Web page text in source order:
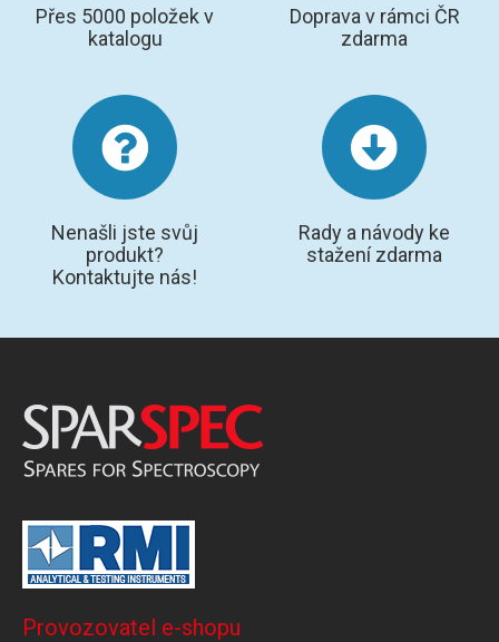
Přes 5000 položek v
katalogu
Doprava v rámci ČR
zdarma
Nenašli jste svůj
produkt?
Kontaktujte nás!
Rady a návody ke
stažení zdarma
Provozovatel e-shopu